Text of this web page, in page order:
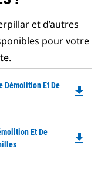
et d’autres
pour votre
Démolition Et De
file_download
Et De
file_download